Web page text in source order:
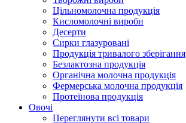
Цільномолочна продукція
Кисломолочні вироби
Десерти
Сирки глазуровані
Продукція тривалого зберігання
Безлактозна продукція
Органічна молочна продукція
Фермерська молочна продукція
Протеїнова продукція
Овочі
Переглянути всі товари